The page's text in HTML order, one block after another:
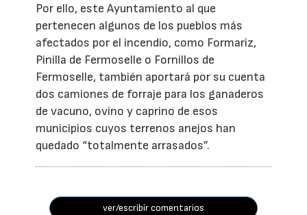
Por ello, este Ayuntamiento al que
pertenecen algunos de los pueblos más
afectados por el incendio, como Formariz,
Pinilla de Fermoselle o Fornillos de
Fermoselle, también aportará por su cuenta
dos camiones de forraje para los ganaderos
de vacuno, ovino y caprino de esos
municipios cuyos terrenos anejos han
quedado “totalmente arrasados”.
ver/escribir comentarios